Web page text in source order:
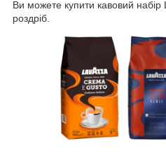
Ви можете купити кавовий набір
роздріб.